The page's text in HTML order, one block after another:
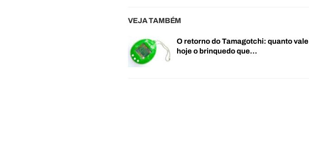
VEJA TAMBÉM
O retorno do Tamagotchi: quanto vale
hoje o brinquedo que…